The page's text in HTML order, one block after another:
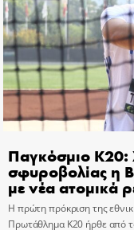
Παγκόσμιο Κ20:
σφυροβολίας η
με νέα ατομικά
Η πρώτη πρόκριση της
Πρωτάθλημα Κ20 ήρθε από